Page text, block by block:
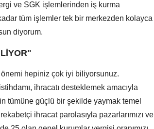
ve SGK işlemlerinden iş kurma
tüm işlemler tek bir merkezden kolayca
diyorum.
hepiniz çok iyi biliyorsunuz.
ihracatı desteklemek amacıyla
tümüne güçlü bir şekilde yaymak temel
ihracat parolasıyla pazarlarımızı ve